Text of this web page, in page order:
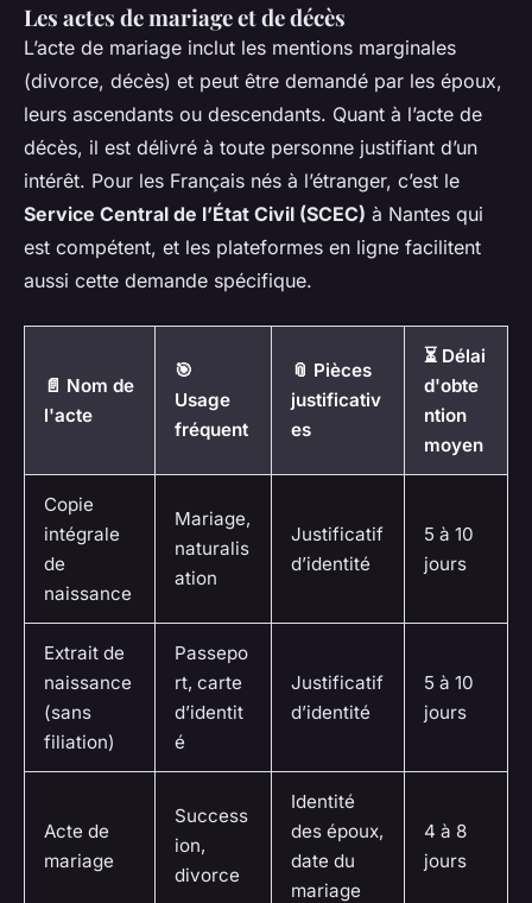
Les actes de mariage et de décès
L’acte de mariage inclut les mentions marginales
(divorce, décès) et peut être demandé par les époux,
leurs ascendants ou descendants. Quant à l’acte de
décès, il est délivré à toute personne justifiant d’un
intérêt. Pour les Français nés à l’étranger, c’est le
Service Central de l’État Civil (SCEC) à Nantes qui
est compétent, et les plateformes en ligne facilitent
aussi cette demande spécifique.
📄 Nom de
l'acte
🎯
Usage
fréquent
📎 Pièces
justificativ
es
⏳ Délai
d'obte
ntion
moyen
Copie
intégrale
de
naissance
Mariage,
naturalis
ation
Justificatif
d’identité
5 à 10
jours
Extrait de
naissance
(sans
filiation)
Passepo
rt, carte
d’identit
é
Justificatif
d’identité
5 à 10
jours
Acte de
mariage
Success
ion,
divorce
Identité
des époux,
date du
mariage
4 à 8
jours